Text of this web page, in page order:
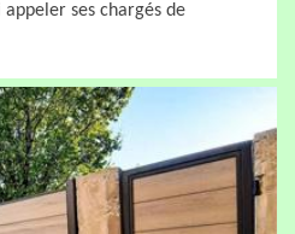
appeler ses chargés de